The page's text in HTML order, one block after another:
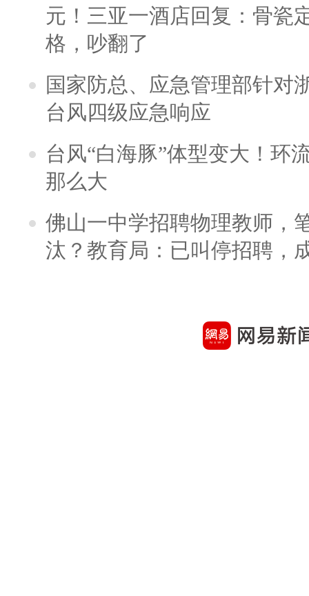
元！三亚一酒店回复：骨瓷
格，吵翻了
国家防总、应急管理部针对
台风四级应急响应
台风“白海豚”体型变大！环
那么大
佛山一中学招聘物理教师，
汰？教育局：已叫停招聘，